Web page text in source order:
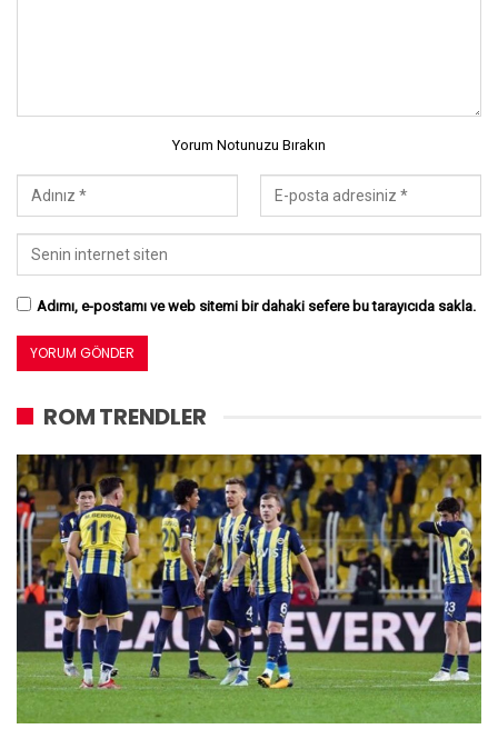
Yorum Notunuzu Bırakın
Adımı, e-postamı ve web sitemi bir dahaki sefere bu tarayıcıda sakla.
ROM TRENDLER